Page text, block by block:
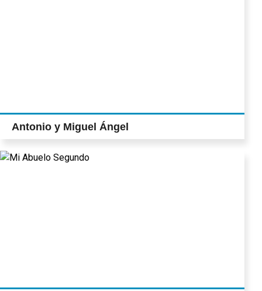
Antonio y Miguel Ángel